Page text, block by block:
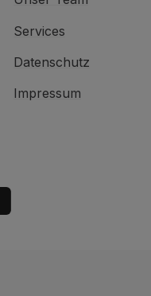
Services
Datenschutz
Impressum